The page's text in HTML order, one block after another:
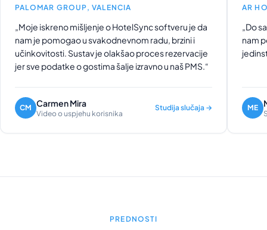
PALOMAR GROUP, VALENCIA
„Moje iskreno mišljenje o HotelSync softveru je da
nam je pomogao u svakodnevnom radu, brzini i
učinkovitosti. Sustav je olakšao proces rezervacije
jer sve podatke o gostima šalje izravno u naš PMS.“
CM Carmen Mira
Video o uspjehu korisnika
Studija slučaja →
AR
„Do
nam
ME
PREDNOSTI